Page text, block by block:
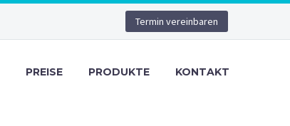
Termin vereinbaren
PREISE PRODUKTE KONTAKT